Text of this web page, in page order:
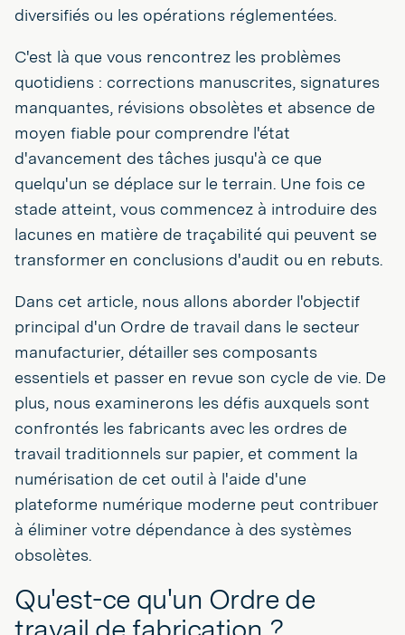
diversifiés ou les opérations réglementées.
C'est là que vous rencontrez les problèmes
quotidiens : corrections manuscrites, signatures
manquantes, révisions obsolètes et absence de
moyen fiable pour comprendre l'état
d'avancement des tâches jusqu'à ce que
quelqu'un se déplace sur le terrain. Une fois ce
stade atteint, vous commencez à introduire des
lacunes en matière de traçabilité qui peuvent se
transformer en conclusions d'audit ou en rebuts.
Dans cet article, nous allons aborder l'objectif
principal d'un Ordre de travail dans le secteur
manufacturier, détailler ses composants
essentiels et passer en revue son cycle de vie. De
plus, nous examinerons les défis auxquels sont
confrontés les fabricants avec les ordres de
travail traditionnels sur papier, et comment la
numérisation de cet outil à l'aide d'une
plateforme numérique moderne peut contribuer
à éliminer votre dépendance à des systèmes
obsolètes.
Qu'est-ce qu'un Ordre de